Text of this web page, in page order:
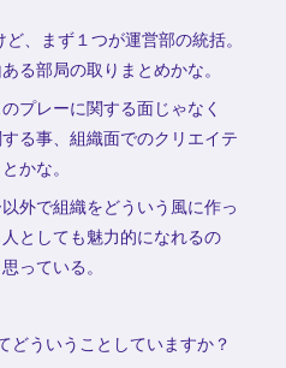
、まず１つが運営部の統括。
る部局の取りまとめかな。
プレーに関する面じゃなく
る事、組織面でのクリエイテ
かな。
外で組織をどういう風に作っ
としても魅力的になれるの
っている。
どういうことしていますか？